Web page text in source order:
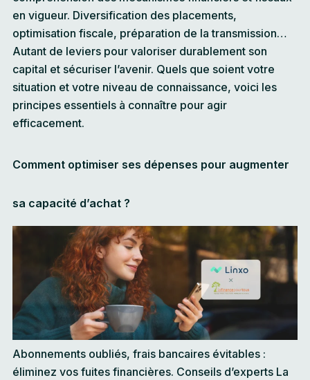
en vigueur. Diversification des placements,
optimisation fiscale, préparation de la transmission…
Autant de leviers pour valoriser durablement son
capital et sécuriser l’avenir. Quels que soient votre
situation et votre niveau de connaissance, voici les
principes essentiels à connaître pour agir
efficacement.
Comment optimiser ses dépenses pour augmenter
sa capacité d’achat ?
Abonnements oubliés, frais bancaires évitables :
éliminez vos fuites financières. Conseils d’experts La